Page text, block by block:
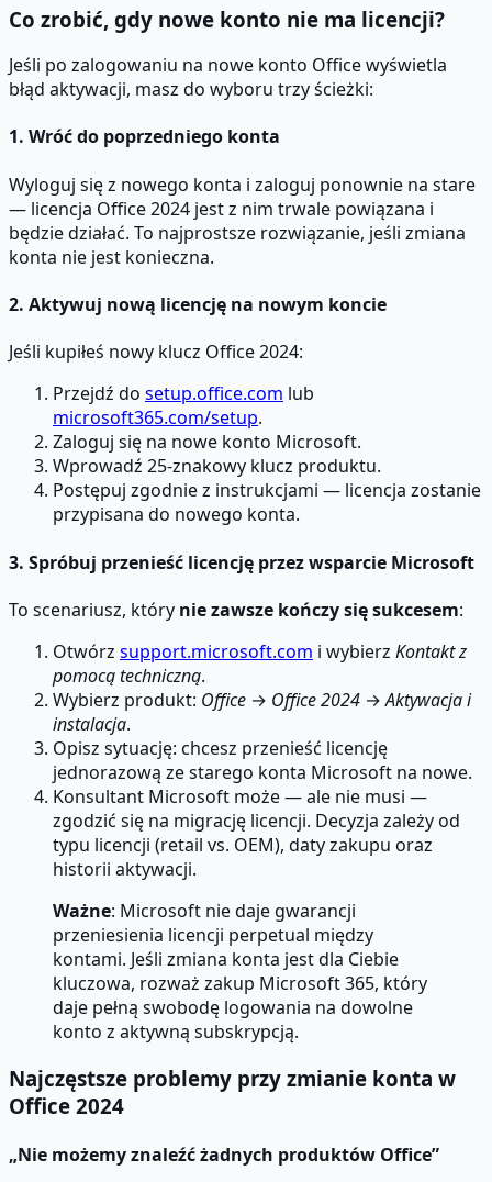
Co zrobić, gdy nowe konto nie ma licencji?
Jeśli po zalogowaniu na nowe konto Office wyświetla
błąd aktywacji, masz do wyboru trzy ścieżki:
1. Wróć do poprzedniego konta
Wyloguj się z nowego konta i zaloguj ponownie na stare
— licencja Office 2024 jest z nim trwale powiązana i
będzie działać. To najprostsze rozwiązanie, jeśli zmiana
konta nie jest konieczna.
2. Aktywuj nową licencję na nowym koncie
Jeśli kupiłeś nowy klucz Office 2024:
Przejdź do setup.office.com lub
microsoft365.com/setup.
Zaloguj się na nowe konto Microsoft.
Wprowadź 25-znakowy klucz produktu.
Postępuj zgodnie z instrukcjami — licencja zostanie
przypisana do nowego konta.
3. Spróbuj przenieść licencję przez wsparcie Microsoft
To scenariusz, który nie zawsze kończy się sukcesem:
Otwórz support.microsoft.com i wybierz Kontakt z
pomocą techniczną.
Wybierz produkt: Office → Office 2024 →Aktywacja i
instalacja.
Opisz sytuację: chcesz przenieść licencję
jednorazową ze starego konta Microsoft na nowe.
Konsultant Microsoft może — ale nie musi —
zgodzić się na migrację licencji. Decyzja zależy od
typu licencji (retail vs. OEM), daty zakupu oraz
historii aktywacji.
Ważne: Microsoft nie daje gwarancji
przeniesienia licencji perpetual między
kontami. Jeśli zmiana konta jest dla Ciebie
kluczowa, rozważ zakup Microsoft 365, który
daje pełną swobodę logowania na dowolne
konto z aktywną subskrypcją.
Najczęstsze problemy przy zmianie konta w
Office 2024
„Nie możemy znaleźć żadnych produktów Office”